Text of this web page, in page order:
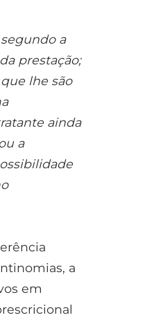
a
prestação;
lhe são
ainda
a
a
em